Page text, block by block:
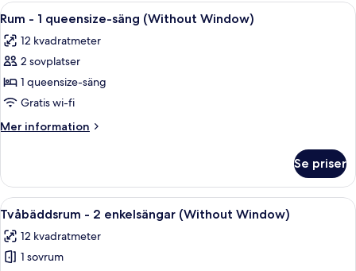
Öppna
alla
foton
för
Rum
-
1
queensize-
(Without
Window)
Ett modernt hotellrum med en stor
4
Rum - 1 queensize-säng (Without Window)
12 kvadratmeter
2 sovplatser
1 queensize-säng
Gratis wi-fi
Mer information
Mer
-
queensize-
(Without
Window)
Se priser
Öppna
alla
foton
för
Ett modernt hotellrum med en stor
4
Tvåbäddsrum - 2 enkelsängar (Without Window)
12 kvadratmeter
1 sovrum